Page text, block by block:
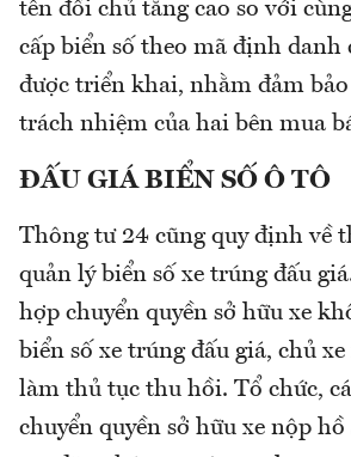
tên đổi chủ tăng cao so với
cấp biển số theo mã định danh
được triển khai, nhằm đảm
trách nhiệm của hai bên mua
ĐẤU GIÁ BIỂN SỐ Ô TÔ
Thông tư 24 cũng quy định về
quản lý biển số xe trúng đấu
hợp chuyển quyền sở hữu xe
biển số xe trúng đấu giá, chủ
làm thủ tục thu hồi. Tổ chức,
chuyển quyền sở hữu xe nộp